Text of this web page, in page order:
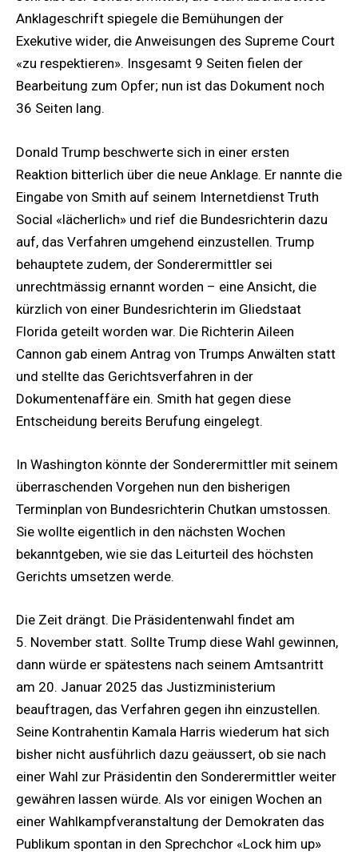
Anklageschrift spiegele die Bemühungen der
Exekutive wider, die Anweisungen des Supreme Court
«zu respektieren». Insgesamt 9 Seiten fielen der
Bearbeitung zum Opfer; nun ist das Dokument noch
36 Seiten lang.
Donald Trump beschwerte sich in einer ersten
Reaktion bitterlich über die neue Anklage. Er nannte die
Eingabe von Smith auf seinem Internetdienst Truth
Social «lächerlich» und rief die Bundesrichterin dazu
auf, das Verfahren umgehend einzustellen. Trump
behauptete zudem, der Sonderermittler sei
unrechtmässig ernannt worden – eine Ansicht, die
kürzlich von einer Bundesrichterin im Gliedstaat
Florida geteilt worden war. Die Richterin Aileen
Cannon gab einem Antrag von Trumps Anwälten statt
und stellte das Gerichtsverfahren in der
Dokumentenaffäre ein. Smith hat gegen diese
Entscheidung bereits Berufung eingelegt.
In Washington könnte der Sonderermittler mit seinem
überraschenden Vorgehen nun den bisherigen
Terminplan von Bundesrichterin Chutkan umstossen.
Sie wollte eigentlich in den nächsten Wochen
bekanntgeben, wie sie das Leiturteil des höchsten
Gerichts umsetzen werde.
Die Zeit drängt. Die Präsidentenwahl findet am
5. November statt. Sollte Trump diese Wahl gewinnen,
dann würde er spätestens nach seinem Amtsantritt
am 20. Januar 2025 das Justizministerium
beauftragen, das Verfahren gegen ihn einzustellen.
Seine Kontrahentin Kamala Harris wiederum hat sich
bisher nicht ausführlich dazu geäussert, ob sie nach
einer Wahl zur Präsidentin den Sonderermittler weiter
gewähren lassen würde. Als vor einigen Wochen an
einer Wahlkampfveranstaltung der Demokraten das
Publikum spontan in den Sprechchor «Lock him up»